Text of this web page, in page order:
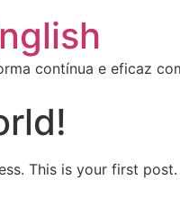
contínua e eficaz
This is your first